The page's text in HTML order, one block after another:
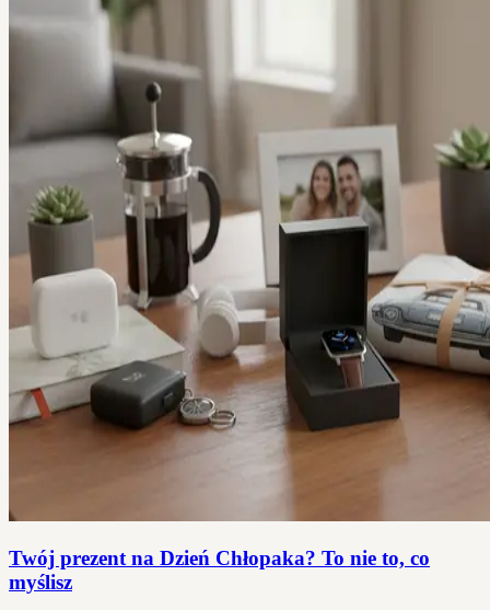
Twój prezent na Dzień Chłopaka? To nie to, co
myślisz